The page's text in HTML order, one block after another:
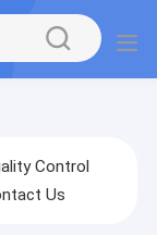
Control
Us